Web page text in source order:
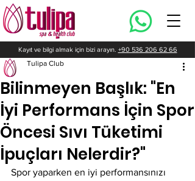
Kayıt ve bilgi almak için bizi arayın. +90 536 206 62 66
Bilinmeyen Başlık: "En
İyi Performans İçin Spor
Öncesi Sıvı Tüketimi
İpuçları Nelerdir?"
Tulipa Club
Spor yaparken en iyi performansınızı